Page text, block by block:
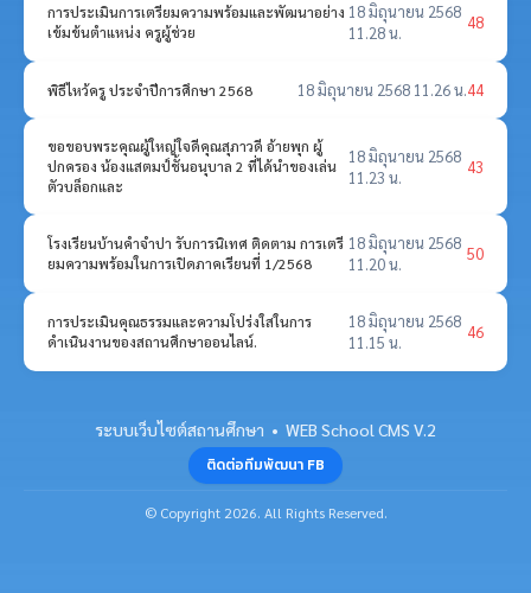
การประเมินการเตรียมความพร้อมและพัฒนาอย่าง
เข้มข้นตำแหน่ง ครูผู้ช่วย
18 มิถุนายน 2568
11.28 น.
48
พิธีไหว้ครู ประจำปีการศึกษา 2568 18 มิถุนายน 2568 11.26 น.44
ขอขอบพระคุณผู้ใหญ่ใจดีคุณสุภาวดี อ้ายพุก ผู้
ปกครอง น้องแสตมป์ชั้นอนุบาล 2 ที่ได้นำของเล่น
ตัวบล็อกและ
18 มิถุนายน 2568
11.23 น.
43
โรงเรียนบ้านคำจำปา รับการนิเทศ ติดตาม การเตรี
ยมความพร้อมในการเปิดภาคเรียนที่ 1/2568
18 มิถุนายน 2568
11.20 น.
50
การประเมินคุณธรรมและความโปร่งใสในการ
ดำเนินงานของสถานศึกษาออนไลน์.
18 มิถุนายน 2568
11.15 น.
46
ระบบเว็บไซต์สถานศึกษา • WEB School CMS V.2
ติดต่อทีมพัฒนา FB
© Copyright 2026. All Rights Reserved.